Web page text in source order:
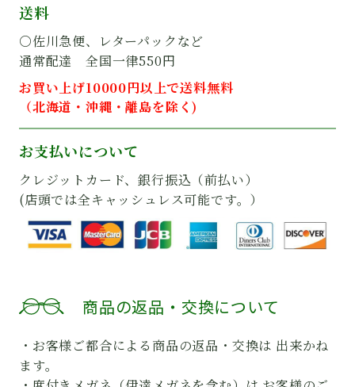
送料
○佐川急便、レターパックなど
通常配達 全国一律550円
お買い上げ10000円以上で送料無料
（北海道・沖縄・離島を除く)
お支払いについて
クレジットカード、銀行振込（前払い）
(店頭では全キャッシュレス可能です。）
商品の返品・交換について
・お客様ご都合による商品の返品・交換は 出来かね
ます。